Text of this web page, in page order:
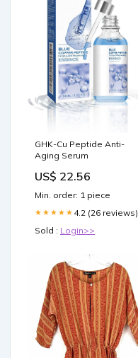
GHK-Cu Peptide Anti-
Aging Serum
US$ 22.56
Min. order: 1 piece
★★★★★ 4.2 (26 reviews)
Sold : Login>>